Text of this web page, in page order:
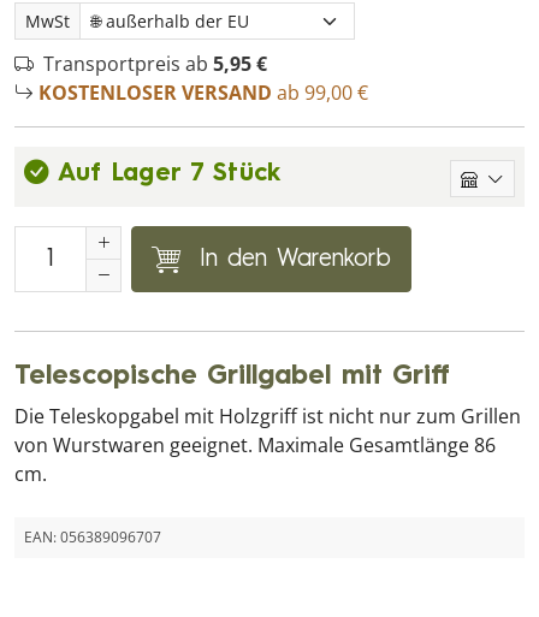
MwSt
Transportpreis ab 5,95 €
KOSTENLOSER VERSAND ab 99,00 €
Auf Lager 7 Stück
In den Warenkorb
Telescopische Grillgabel mit Griff
Die Teleskopgabel mit Holzgriff ist nicht nur zum Grillen
von Wurstwaren geeignet. Maximale Gesamtlänge 86
cm.
EAN:056389096707